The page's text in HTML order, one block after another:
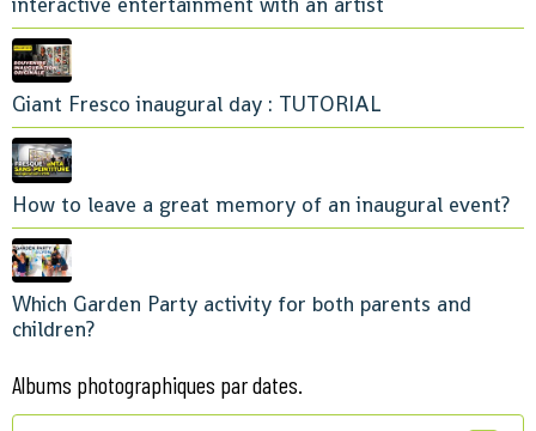
Giant Fresco inaugural day : TUTORIAL
How to leave a great memory of an inaugural event?
Which Garden Party activity for both parents and
children?
Albums photographiques par dates.